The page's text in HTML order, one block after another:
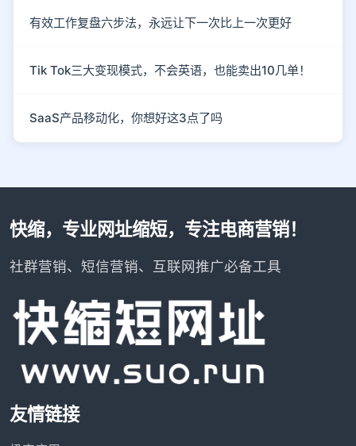
有效工作复盘六步法，永远让下一次比上一次更好
Tik Tok三大变现模式，不会英语，也能卖出10几单！
SaaS产品移动化，你想好这3点了吗
快缩，专业网址缩短，专注电商营销！
社群营销、短信营销、互联网推广必备工具
友情链接